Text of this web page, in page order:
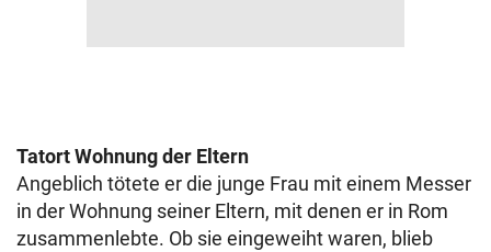
Tatort Wohnung der Eltern
Angeblich tötete er die junge Frau mit einem Messer
in der Wohnung seiner Eltern, mit denen er in Rom
zusammenlebte. Ob sie eingeweiht waren, blieb